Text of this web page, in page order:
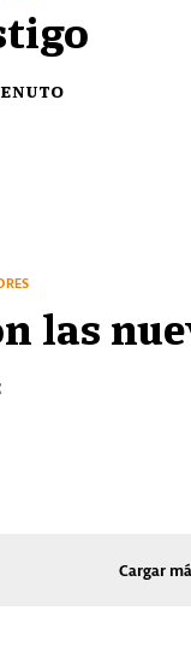
las
Cargar